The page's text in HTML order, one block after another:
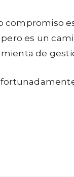
es un
de